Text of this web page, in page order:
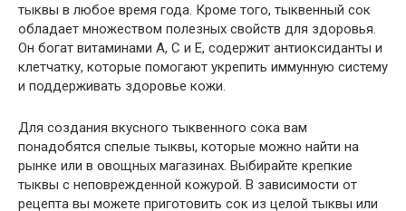
тыквы в любое время года. Кроме того, тыквенный сок
обладает множеством полезных свойств для здоровья.
Он богат витаминами А, С и Е, содержит антиоксиданты и
клетчатку, которые помогают укрепить иммунную систему
и поддерживать здоровье кожи.
Для создания вкусного тыквенного сока вам
понадобятся спелые тыквы, которые можно найти на
рынке или в овощных магазинах. Выбирайте крепкие
тыквы с неповрежденной кожурой. В зависимости от
рецепта вы можете приготовить сок из целой тыквы или